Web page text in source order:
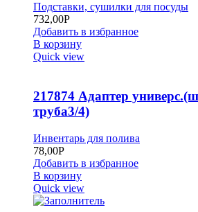
Подставки, сушилки для посуды
732,00Р
Добавить в избранное
В корзину
Quick view
217874 Адаптер
труба3/4)
Инвентарь для полива
78,00Р
Добавить в избранное
В корзину
Quick view